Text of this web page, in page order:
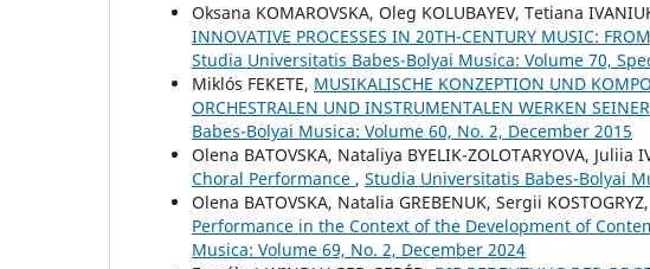
Oksana KOMAROVSKA, Oleg KOLUBAYEV, Tetiana
INNOVATIVE PROCESSES IN 20TH-CENTURY MUSIC:
Studia Universitatis Babes-Bolyai Musica: Volume 70,
Miklós FEKETE, MUSIKALISCHE KONZEPTION UND
ORCHESTRALEN UND INSTRUMENTALEN WERKEN
Babes-Bolyai Musica: Volume 60, No. 2, December 2015
Olena BATOVSKA, Nataliya BYELIK-ZOLOTARYOVA, Juliia
Choral Performance , Studia Universitatis Babes-Bolyai
Olena BATOVSKA, Natalia GREBENUK, Sergii
Performance in the Context of the Development of
Musica: Volume 69, No. 2, December 2024